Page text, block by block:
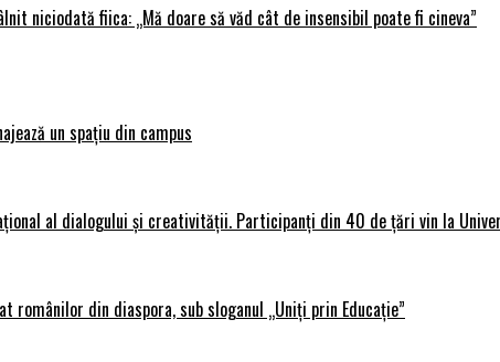
niciodată fiica: „Mă doare să văd cât de insensibil poate fi cineva”
un spațiu din campus
al dialogului și creativității. Participanți din 40 de țări vin la
românilor din diaspora, sub sloganul „Uniți prin Educație”